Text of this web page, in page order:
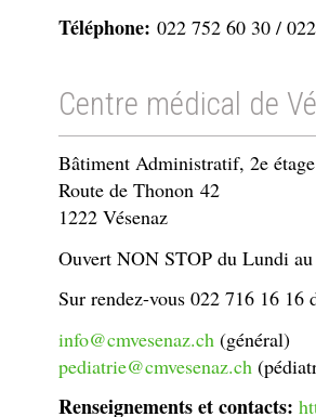
Téléphone: 022 752 60 30 /
Centre médical de
Bâtiment Administratif, 2e étage
Route de Thonon 42
1222 Vésenaz
Ouvert NON STOP du Lundi
Sur rendez-vous 022 716 16
info@cmvesenaz.ch (général)
pediatrie@cmvesenaz.ch
Renseignements et contacts: